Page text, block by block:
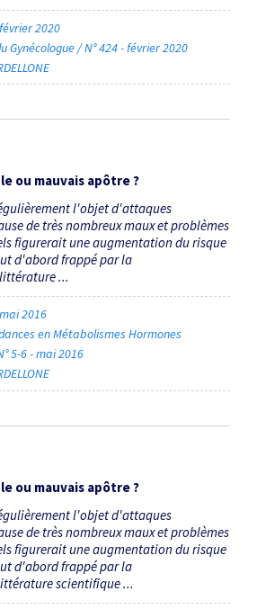
2020
Gynécologue / N° 424 - février 2020
ou mauvais apôtre ?
l'objet d'attaques
de très nombreux maux et problèmes
figurerait une augmentation du risque
d'abord frappé par la
...
2016
en Métabolismes Hormones
5-6 - mai 2016
ou mauvais apôtre ?
l'objet d'attaques
de très nombreux maux et problèmes
figurerait une augmentation du risque
d'abord frappé par la
scientifique ...